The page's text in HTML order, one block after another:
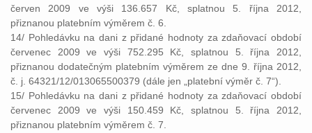
červen 2009 ve výši 136.657 Kč, splatnou 5. října 2012,
přiznanou platebním výměrem č. 6.
14/ Pohledávku na dani z přidané hodnoty za zdaňovací období
červenec 2009 ve výši 752.295 Kč, splatnou 5. října 2012,
přiznanou dodatečným platebním výměrem ze dne 9. října 2012,
č. j. 64321/12/013065500379 (dále jen „platební výměr č. 7“).
15/ Pohledávku na dani z přidané hodnoty za zdaňovací období
červenec 2009 ve výši 150.459 Kč, splatnou 5. října 2012,
přiznanou platebním výměrem č. 7.